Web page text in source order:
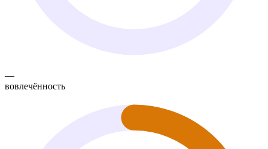
—
вовлечённость